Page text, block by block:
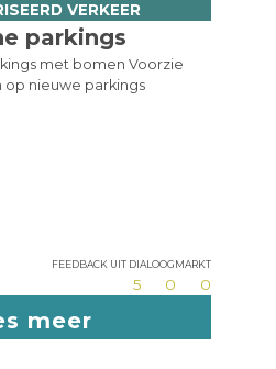
VERKEER
parkings
met bomen Voorzie
op nieuwe parkings
Feedback uit dialoogmarkt
5 0 0
meer